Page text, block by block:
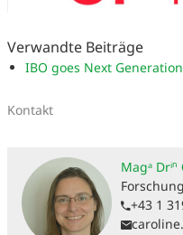
Verwandte Beiträge
IBO goes Next
Kontakt
Magᵃ Drⁱⁿ
+43 1